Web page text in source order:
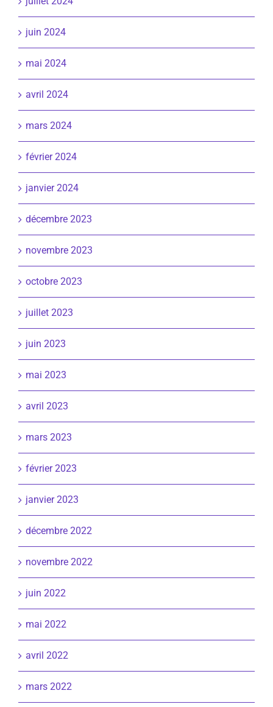
juin 2024
mai 2024
avril 2024
mars 2024
février 2024
janvier 2024
décembre 2023
novembre 2023
octobre 2023
juillet 2023
juin 2023
mai 2023
avril 2023
mars 2023
février 2023
janvier 2023
décembre 2022
novembre 2022
juin 2022
mai 2022
avril 2022
mars 2022